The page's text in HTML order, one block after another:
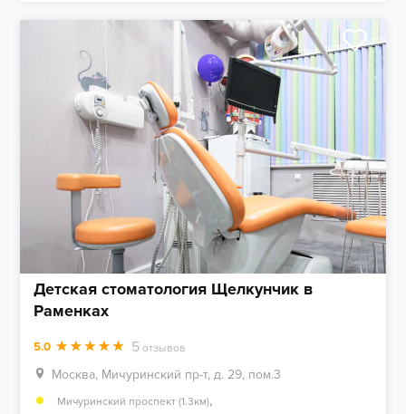
Детская стоматология Щелкунчик в
Раменках
5.0 5 отзывов
Москва, Мичуринский пр-т, д. 29, пом.3
Мичуринский проспект (1.3км),